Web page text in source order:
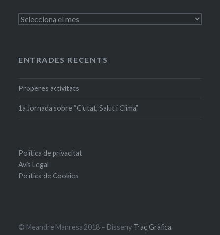
Entrades
ENTRADES RECENTS
Properes activitats
1a Jornada sobre “Ciutat, Salut i Clima”
Política de privacitat
Avís Legal
Política de Cookies
© Meandre Manresa 2018 – Disseny Traç Gràfica